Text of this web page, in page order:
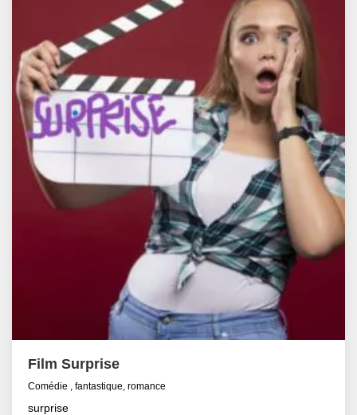
Film Surprise
Comédie , fantastique, romance
surprise